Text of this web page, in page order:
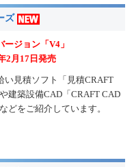
ズ
ージョン「V4」
2月17日発売
い見積ソフト「見積CRAFT
建築設備CAD「CRAFT CAD
どをご紹介しています。